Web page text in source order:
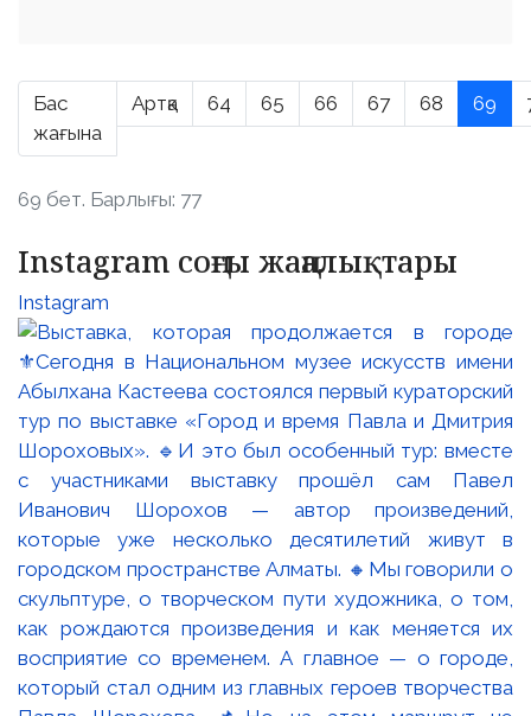
Бас
жағына
Артқа 64 65 66 67 68 69
69 бет. Барлығы: 77
Instagram соңғы жаңалықтары
Instagram